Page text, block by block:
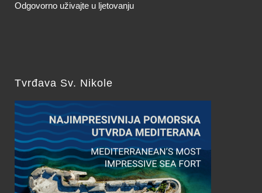
Odgovorno uživajte u ljetovanju
Tvrđava Sv. Nikole